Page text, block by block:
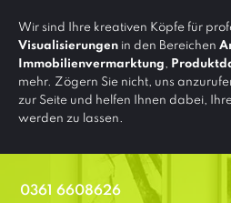
Wir sind Ihre kreativen Köpfe für
Visualisierungen in den Bereichen
Immobilienvermarktung,
mehr. Zögern Sie nicht, uns
zur Seite und helfen Ihnen dabei,
werden zu lassen.
0361 6608626